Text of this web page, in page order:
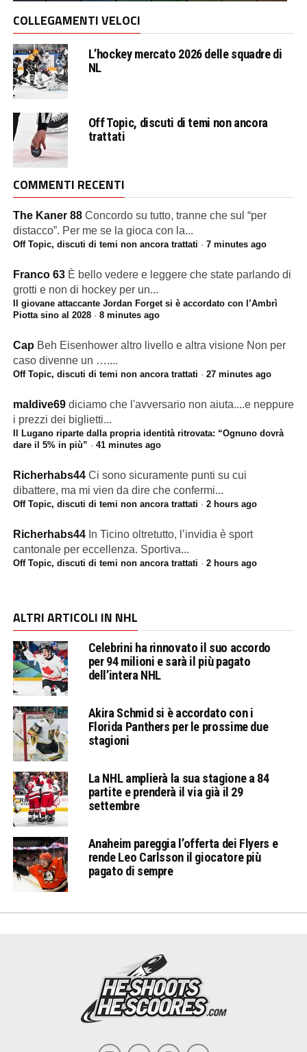
COLLEGAMENTI VELOCI
L’hockey mercato 2026 delle squadre di
NL
Off Topic, discuti di temi non ancora
trattati
COMMENTI RECENTI
The Kaner 88 Concordo su tutto, tranne che sul “per
distacco”. Per me se la gioca con la...
Off Topic, discuti di temi non ancora trattati · 7 minutes ago
Franco 63 È bello vedere e leggere che state parlando di
grotti e non di hockey per un...
Il giovane attaccante Jordan Forget si è accordato con l’Ambrì
Piotta sino al 2028· 8 minutes ago
Cap Beh Eisenhower altro livello e altra visione Non per
caso divenne un …....
Off Topic, discuti di temi non ancora trattati · 27 minutes ago
maldive69 diciamo che l'avversario non aiuta....e neppure
i prezzi dei biglietti...
Il Lugano riparte dalla propria identità ritrovata: “Ognuno dovrà
dare il 5% in più” · 41 minutes ago
Richerhabs44 Ci sono sicuramente punti su cui
dibattere, ma mi vien da dire che confermi...
Off Topic, discuti di temi non ancora trattati · 2 hours ago
Richerhabs44 In Ticino oltretutto, l’invidia è sport
cantonale per eccellenza. Sportiva...
Off Topic, discuti di temi non ancora trattati · 2 hours ago
ALTRI ARTICOLI IN NHL
Celebrini ha rinnovato il suo accordo
per 94 milioni e sarà il più pagato
dell’intera NHL
Akira Schmid si è accordato con i
Florida Panthers per le prossime due
stagioni
La NHL amplierà la sua stagione a 84
partite e prenderà il via già il 29
settembre
Anaheim pareggia l’offerta dei Flyers e
rende Leo Carlsson il giocatore più
pagato di sempre